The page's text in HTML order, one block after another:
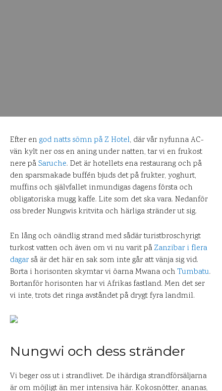
Efter en god natts sömn på Z Hotel, där vår nyfunna AC-
vän kylt ner oss en aning under natten, tar vi en frukost
nere påSaruche. Det är hotellets ena restaurang och på
den sparsmakade buffén bjuds det på frukter, yoghurt,
muffins och självfallet inmundigas dagens första och
obligatoriska mugg kaffe. Lite som det ska vara. Nedanför
oss breder Nungwis kritvita och härliga stränder ut sig.
En lång och oändlig strand med sådär turistbroschyrigt
turkost vatten och även om vi nu varit påZanzibar i flera
dagarså är det här en sak som inte går att vänja sig vid.
Borta i horisonten skymtar vi öarna Mwana och Tumbatu.
Bortanför horisonten har vi Afrikas fastland. Men det ser
vi inte, trots det ringa avståndet på drygt fyra landmil.
Nungwi och dess stränder
Vi beger oss ut i strandlivet. De ihärdiga strandförsäljarna
är om möjligt än mer intensiva här. Kokosnötter, ananas,